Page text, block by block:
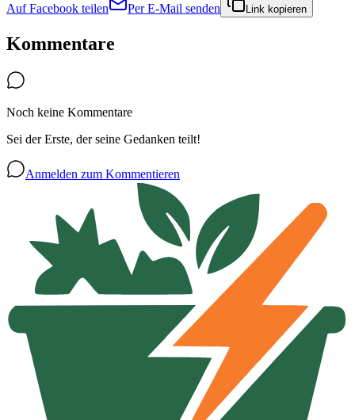
Auf Facebook teilen Per E-Mail senden Link kopieren
Kommentare
Noch keine Kommentare
Sei der Erste, der seine Gedanken teilt!
Anmelden zum Kommentieren